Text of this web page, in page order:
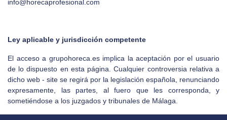
info@horecaprofesional.com
Ley aplicable y jurisdicción competente
El acceso a grupohoreca.es implica la aceptación por el usuario
de lo dispuesto en esta página. Cualquier controversia relativa a
dicho web - site se regirá por la legislación española, renunciando
expresamente, las partes, al fuero que les corresponda, y
sometiéndose a los juzgados y tribunales de Málaga.